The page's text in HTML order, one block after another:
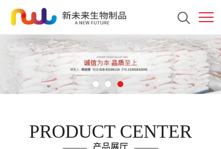
PRODUCT CENTER